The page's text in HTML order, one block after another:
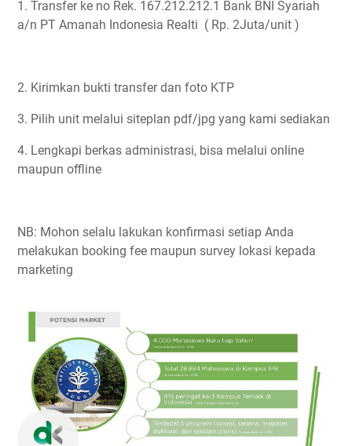
1. Transfer ke no Rek. 167.212.212.1 Bank BNI Syariah
a/n PT Amanah Indonesia Realti ( Rp. 2Juta/unit )
2. Kirimkan bukti transfer dan foto KTP
3. Pilih unit melalui siteplan pdf/jpg yang kami sediakan
4. Lengkapi berkas administrasi, bisa melalui online
maupun offline
NB: Mohon selalu lakukan konfirmasi setiap Anda
melakukan booking fee maupun survey lokasi kepada
marketing